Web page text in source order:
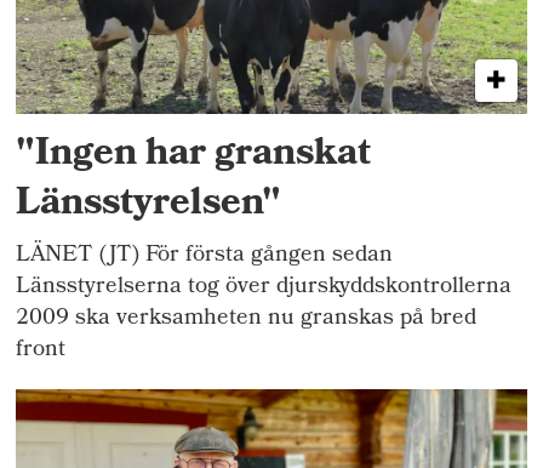
"Ingen har granskat
Länsstyrelsen"
LÄNET (JT) För första gången sedan
Länsstyrelserna tog över djurskyddskontrollerna
2009 ska verksamheten nu granskas på bred
front